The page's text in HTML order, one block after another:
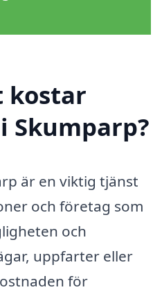
kostar
Skumparp?
är en viktig tjänst
och företag som
och
uppfarter eller
för